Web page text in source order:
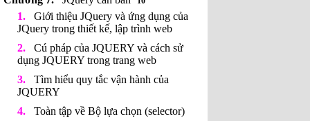
Giới thiệu JQuery và ứng dụng của
JQuery trong thiết kế, lập trình web
Cú pháp của JQUERY và cách sử
dụng JQUERY trong trang web
Tìm hiểu quy tắc vận hành của
JQUERY
Toàn tập về Bộ lựa chọn (selector)